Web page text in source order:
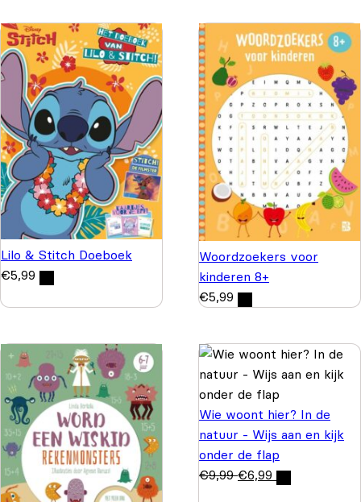
Lilo & Stitch Doeboek
€5,99
Woordzoekers voor
kinderen 8+
€5,99
Wie woont hier? In de
natuur - Wijs aan en kijk
onder de flap
€9,99 €6,99